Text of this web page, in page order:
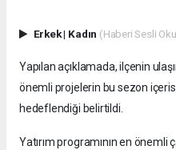
Erkek| Kadın (Haberi Sesli
Yapılan açıklamada, ilçenin
önemli projelerin bu sezon
hedeflendiği belirtildi.
Yatırım programının en önemli